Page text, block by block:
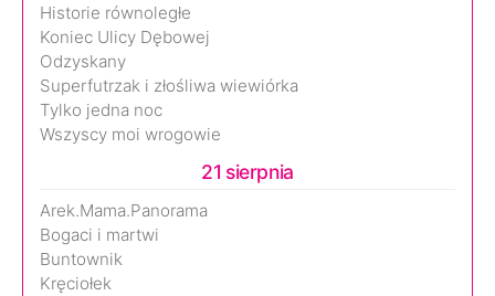
Historie równoległe
Koniec Ulicy Dębowej
Odzyskany
Superfutrzak i złośliwa wiewiórka
Tylko jedna noc
Wszyscy moi wrogowie
21 sierpnia
Arek.Mama.Panorama
Bogaci i martwi
Buntownik
Kręciołek